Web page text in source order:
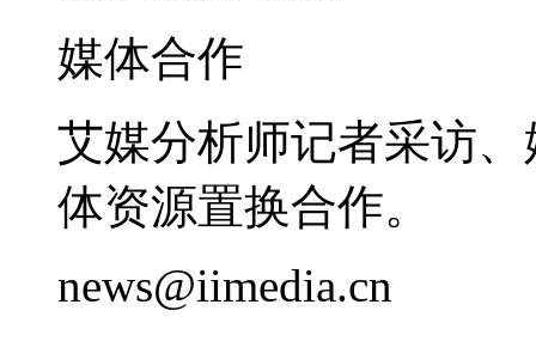
媒体合作
艾媒分析师记者采访
体资源置换合作。
news@iimedia.cn